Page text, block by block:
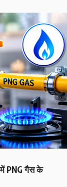
PNG गैस के